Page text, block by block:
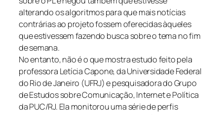
alterando os algoritmos para que mais notícias
contrárias ao projeto fossem oferecidas àqueles
que estivessem fazendo busca sobre o tema no fim
de semana.
No entanto, não é o que mostra estudo feito pela
professora Letícia Capone, da Universidade Federal
do Rio de Janeiro (UFRJ) e pesquisadora do Grupo
de Estudos sobre Comunicação, Internet e Política
da PUC/RJ. Ela monitorou uma série de perfis